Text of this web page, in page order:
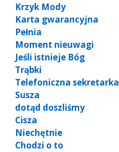
Krzyk Mody
Karta gwarancyjna
Pełnia
Moment nieuwagi
Jeśli istnieje Bóg
Trąbki
Telefoniczna sekretarka
Susza
dotąd doszliśmy
Cisza
Niechętnie
Chodzi o to